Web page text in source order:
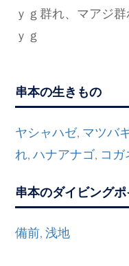
ｙｇ群れ、マアジ
ｙｇ
串本の生きもの
ヤシャハゼ, マツバ
れ,ハナアナゴ, コガ
串本のダイビングポ
備前,浅地